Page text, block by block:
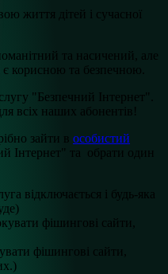
життя дітей і сучасної
та насичений, але
є корисною та безпечною.
"Безпечний Інтернет".
всіх наших абонентів!
зайти в особистий
Інтернет" та обрати один
відключається і будь-яка
фішингові сайти,
фішингові сайти,